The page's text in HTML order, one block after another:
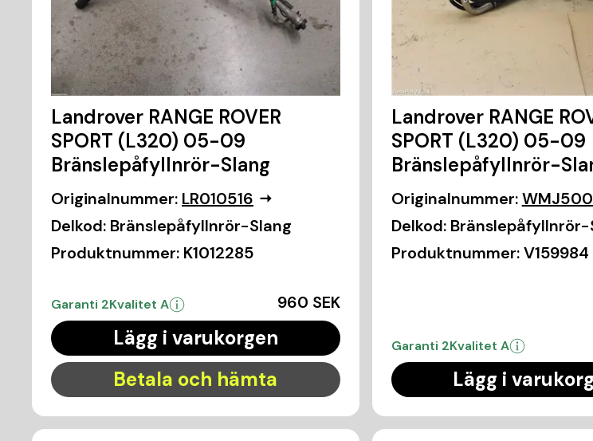
Landrover RANGE ROVER
SPORT (L320) 05-09
Bränslepåfyllnrör-Slang
Originalnummer: LR010516
Delkod: Bränslepåfyllnrör-Slang
Produktnummer: K1012285
Garanti 2Kvalitet A 960 SEK
Lägg i varukorgen
Betala och hämta
Landrover RANGE
SPORT (L320) 05-09
Bränslepåfyllnrör-
Originalnummer:
Delkod: Bränslepåfyllnrör-
Produktnummer: V159984
Garanti 2Kvalitet A
Lägg i